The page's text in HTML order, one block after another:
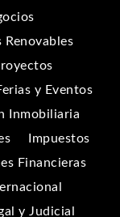
Renovables
y Eventos
Inmobiliaria
Impuestos
Financieras
y Judicial